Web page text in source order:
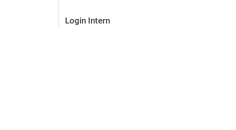
Login Intern